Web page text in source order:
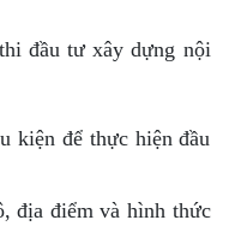
đầu tư xây dựng nội
kiện để thực hiện đầu
địa điểm và hình thức